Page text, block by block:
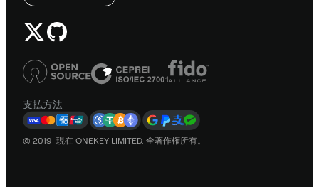
支払方法
© 2019–現在 ONEKEY LIMITED. 全著作権所有。